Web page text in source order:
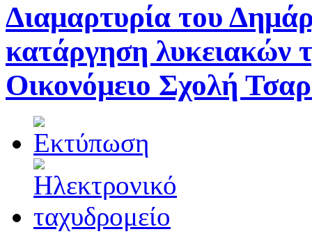
Διαμαρτυρία του
κατάργηση λυκειακών
Οικονόμειο Σχολή